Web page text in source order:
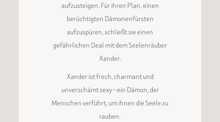
aufzusteigen. Für ihren Plan, einen
berüchtigten Dämonenfürsten
aufzuspüren, schließt sie einen
gefährlichen Deal mit dem Seelenräuber
Xander.
Xander ist frech, charmant und
unverschämt sexy – ein Dämon, der
Menschen verführt, um ihnen die Seele zu
rauben.